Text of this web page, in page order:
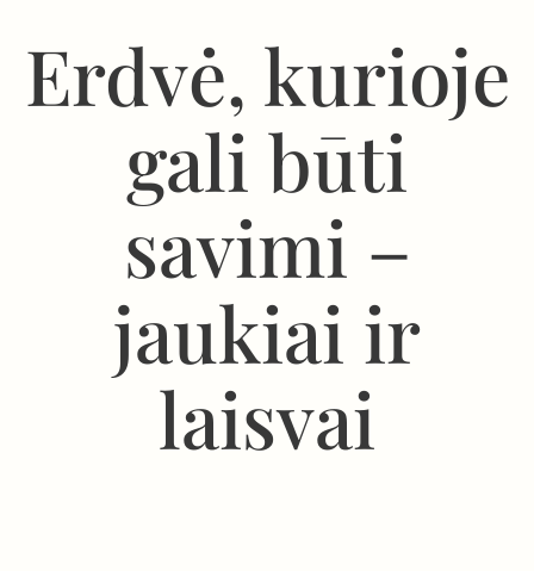
Erdvė, kurioje
gali būti
savimi –
jaukiai ir
laisvai